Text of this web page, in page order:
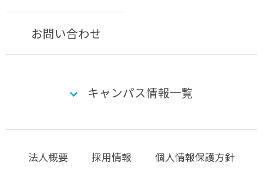
お問い合わせ
キャンパス情報一覧
法人概要 採用情報
個人情報保護方針